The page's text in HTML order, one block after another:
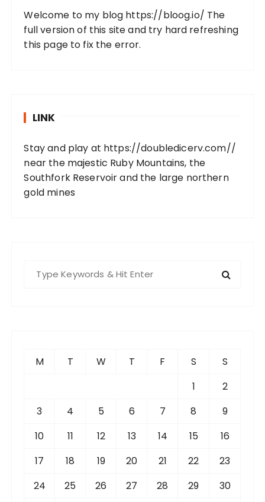
Welcome to my blog https://bloog.io/ The
full version of this site and try hard refreshing
this page to fix the error.
LINK
Stay and play at https://doubledicerv.com//
near the majestic Ruby Mountains, the
Southfork Reservoir and the large northern
gold mines
M T W T F S
S
1
2
3
4 5 6 7 8
9
10
11 12 13 14 15
16
17
18 19 20 21 22
23
24
25 26 27 28 29
30